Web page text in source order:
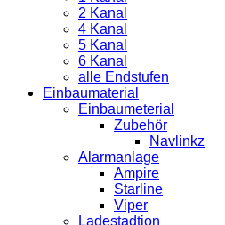
2 Kanal
4 Kanal
5 Kanal
6 Kanal
alle Endstufen
Einbaumaterial
Einbaumeterial
Zubehör
Navlinkz
Alarmanlage
Ampire
Starline
Viper
Ladestadtion